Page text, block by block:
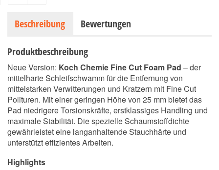
Beschreibung Bewertungen
Produktbeschreibung
Neue Version: Koch Chemie Fine Cut Foam Pad – der
mittelharte Schleifschwamm für die Entfernung von
mittelstarken Verwitterungen und Kratzern mit Fine Cut
Polituren. Mit einer geringen Höhe von 25 mm bietet das
Pad niedrigere Torsionskräfte, erstklassiges Handling und
maximale Stabilität. Die spezielle Schaumstoffdichte
gewährleistet eine langanhaltende Stauchhärte und
unterstützt effizientes Arbeiten.
Highlights